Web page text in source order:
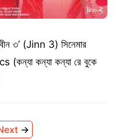
৩’ (Jinn 3) সিনেমার
(কন্যা কন্যা কন্যা রে বুকে
→